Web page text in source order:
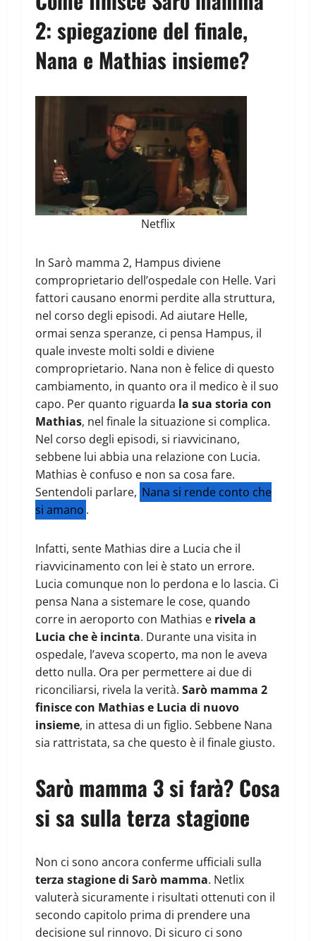
2: spiegazione del finale,
Nana e Mathias insieme?
Netflix
In Sarò mamma 2, Hampus diviene
comproprietario dell’ospedale con Helle. Vari
fattori causano enormi perdite alla struttura,
nel corso degli episodi. Ad aiutare Helle,
ormai senza speranze, ci pensa Hampus, il
quale investe molti soldi e diviene
comproprietario. Nana non è felice di questo
cambiamento, in quanto ora il medico è il suo
capo. Per quanto riguarda la sua storia con
Mathias, nel finale la situazione si complica.
Nel corso degli episodi, si riavvicinano,
sebbene lui abbia una relazione con Lucia.
Mathias è confuso e non sa cosa fare.
Sentendoli parlare, Nana si rende conto che
si amano .
Infatti, sente Mathias dire a Lucia che il
riavvicinamento con lei è stato un errore.
Lucia comunque non lo perdona e lo lascia. Ci
pensa Nana a sistemare le cose, quando
corre in aeroporto con Mathias e rivela a
Lucia che è incinta. Durante una visita in
ospedale, l’aveva scoperto, ma non le aveva
detto nulla. Ora per permettere ai due di
riconciliarsi, rivela la verità. Sarò mamma 2
finisce con Mathias e Lucia di nuovo
insieme, in attesa di un figlio. Sebbene Nana
sia rattristata, sa che questo è il finale giusto.
Sarò mamma 3 si farà? Cosa
si sa sulla terza stagione
Non ci sono ancora conferme ufficiali sulla
terza stagione di Sarò mamma. Netlix
valuterà sicuramente i risultati ottenuti con il
secondo capitolo prima di prendere una
decisione sul rinnovo. Di sicuro ci sono